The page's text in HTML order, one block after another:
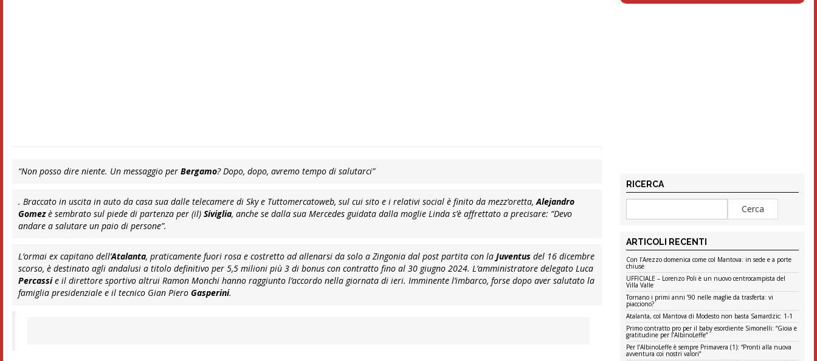
“Non posso dire niente. Un messaggio perBergamo? Dopo, dopo, avremo tempo di salutarci”
. Braccato in uscita in auto da casa sua dalle telecamere di Sky e Tuttomercatoweb, sul cui sito e i relativi social è finito da mezz’oretta,Alejandro
Gomezè sembrato sul piede di partenza per (il)Siviglia, anche se dalla sua Mercedes guidata dalla moglie Linda s’è affrettato a precisare: “Devo
andare a salutare un paio di persone”.
L’ormai ex capitano dell’Atalanta, praticamente fuori rosa e costretto ad allenarsi da solo a Zingonia dal post partita con laJuventus del 16 dicembre
scorso, è destinato agli andalusi a titolo definitivo per 5,5 milioni più 3 di bonus con contratto fino al 30 giugno 2024. L’amministratore delegato Luca
Percassie il direttore sportivo altrui Ramon Monchi hanno raggiunto l’accordo nella giornata di ieri. Imminente l’imbarco, forse dopo aver salutato la
famiglia presidenziale e il tecnico Gian PieroGasperini.
RICERCA
ARTICOLI RECENTI
Con l’Arezzo domenica come col Mantova: in sede e a porte
chiuse
UFFICIALE – Lorenzo Poli è un nuovo centrocampista del
Villa Valle
Tornano i primi anni ’90 nelle maglie da trasferta: vi
piacciono?
Atalanta, col Mantova di Modesto non basta Samardzic: 1-1
Primo contratto pro per il baby esordiente Simonelli: “Gioia e
gratitudine per l’AlbinoLeffe”
Per l’AlbinoLeffe è sempre Primavera (1): “Pronti alla nuova
avventura coi nostri valori”